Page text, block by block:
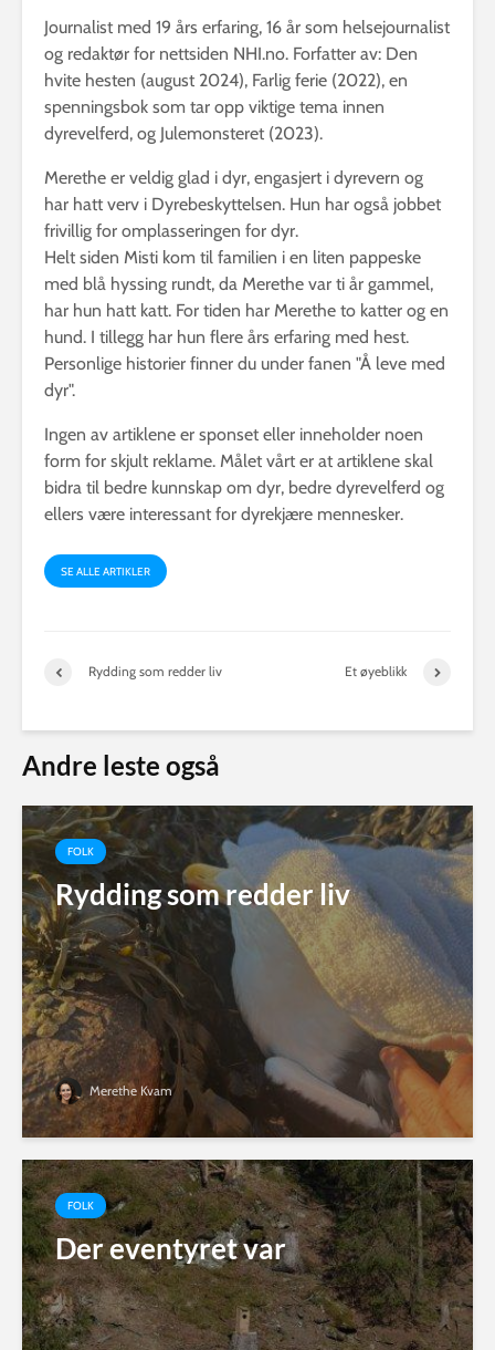
Journalist med 19 års erfaring, 16 år som helsejournalist
og redaktør for nettsiden NHI.no. Forfatter av: Den
hvite hesten (august 2024), Farlig ferie (2022), en
spenningsbok som tar opp viktige tema innen
dyrevelferd, og Julemonsteret (2023).
Merethe er veldig glad i dyr, engasjert i dyrevern og
har hatt verv i Dyrebeskyttelsen. Hun har også jobbet
frivillig for omplasseringen for dyr.
Helt siden Misti kom til familien i en liten pappeske
med blå hyssing rundt, da Merethe var ti år gammel,
har hun hatt katt. For tiden har Merethe to katter og en
hund. I tillegg har hun flere års erfaring med hest.
Personlige historier finner du under fanen "Å leve med
dyr".
Ingen av artiklene er sponset eller inneholder noen
form for skjult reklame. Målet vårt er at artiklene skal
bidra til bedre kunnskap om dyr, bedre dyrevelferd og
ellers være interessant for dyrekjære mennesker.
SE ALLE ARTIKLER
Rydding som redder liv Et øyeblikk
Andre leste også
FOLK
Rydding som redder liv
Merethe Kvam
FOLK
Der eventyret var